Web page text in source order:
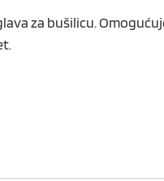
za bušilicu.